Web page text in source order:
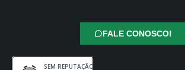
FALE CONOSCO!
SEM REPUTAÇÃO